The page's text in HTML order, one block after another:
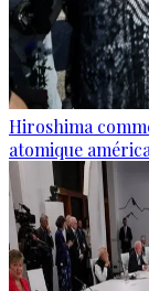
Hiroshima
atomique